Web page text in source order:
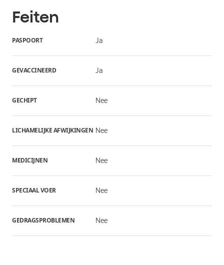
Feiten
PASPOORT Ja
GEVACCINEERD Ja
GECHIPT Nee
LICHAMELIJKE AFWIJKINGEN Nee
MEDICIJNEN Nee
SPECIAAL VOER Nee
GEDRAGSPROBLEMEN Nee